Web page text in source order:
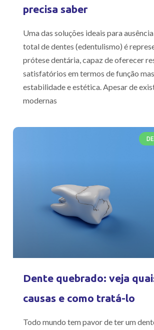
precisa saber
Uma das soluções ideais para
total de dentes (edentulismo) é
prótese dentária, capaz de oferecer
satisfatórios em termos de função
estabilidade e estética. Apesar de
modernas
Dente quebrado: veja
causas e como tratá-lo
Todo mundo tem pavor de ter um